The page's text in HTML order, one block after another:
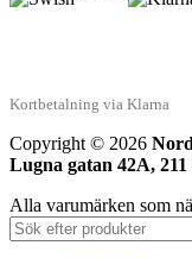
Kortbetalning via Klarna
Copyright © 2026
Lugna gatan 42A,
Alla varumärken som